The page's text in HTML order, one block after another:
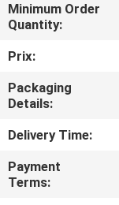
CONTRÔLE
DE
QUALITÉ
CONTACT
Minimum Order
Quantity:
Prix:
Packaging
Details:
Delivery Time:
Payment
Terms: